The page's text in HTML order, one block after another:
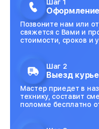
Шаг 1
Оформление
Позвоните нам или
свяжется с Вами и
стоимости, сроков и
Шаг 2
Выезд
Мастер приедет в
технику, составит
поломке бесплатно